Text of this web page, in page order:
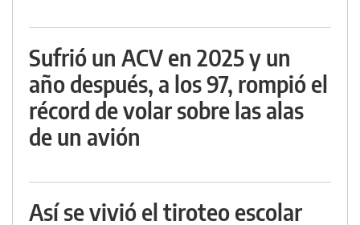
Sufrió un ACV en 2025 y un
año después, a los 97, rompió el
récord de volar sobre las alas
de un avión
Así se vivió el tiroteo escolar